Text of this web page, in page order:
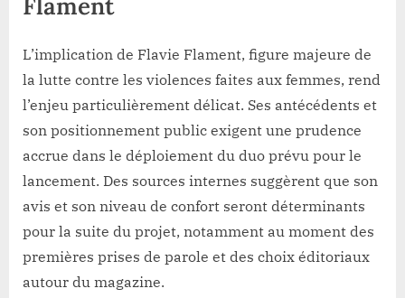
L’implication de Flavie Flament, figure majeure de
la lutte contre les violences faites aux femmes, rend
l’enjeu particulièrement délicat. Ses antécédents et
son positionnement public exigent une prudence
accrue dans le déploiement du duo prévu pour le
lancement. Des sources internes suggèrent que son
avis et son niveau de confort seront déterminants
pour la suite du projet, notamment au moment des
premières prises de parole et des choix éditoriaux
autour du magazine.